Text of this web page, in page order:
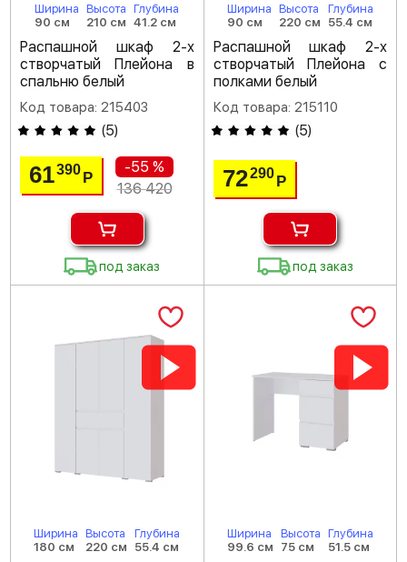
Ширина
90 см
Высота
210 см
Глубина
41.2 см
Распашной шкаф 2-х
створчатый Плейона в
спальню белый
Код товара: 215403
(5)
61390Р
-55 %
136 420
под заказ
Ширина
90 см
Высота
220 см
Глубина
55.4 см
Распашной шкаф 2-х
створчатый Плейона с
полками белый
Код товара: 215110
(5)
72290 Р
под заказ
Ширина
180 см
Высота
220 см
Глубина
55.4 см
Ширина
99.6 см
Высота
75 см
Глубина
51.5 см